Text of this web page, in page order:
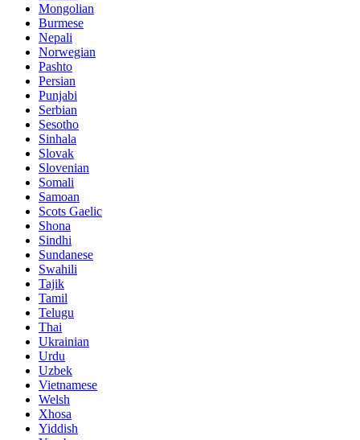
Mongolian
Burmese
Nepali
Norwegian
Pashto
Persian
Punjabi
Serbian
Sesotho
Sinhala
Slovak
Slovenian
Somali
Samoan
Scots Gaelic
Shona
Sindhi
Sundanese
Swahili
Tajik
Tamil
Telugu
Thai
Ukrainian
Urdu
Uzbek
Vietnamese
Welsh
Xhosa
Yiddish